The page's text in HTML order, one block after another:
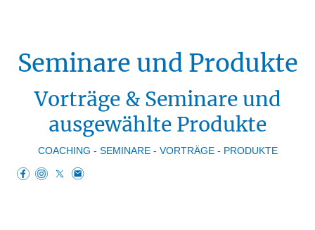
Seminare und Produkte
Vorträge & Seminare und
ausgewählte Produkte
COACHING - SEMINARE - VORTRÄGE - PRODUKTE